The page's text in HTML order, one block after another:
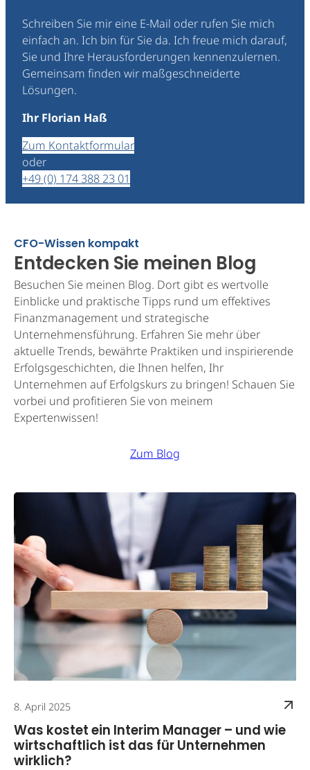
Schreiben Sie mir eine E-Mail oder rufen Sie mich
einfach an. Ich bin für Sie da. Ich freue mich darauf,
Sie und Ihre Herausforderungen kennenzulernen.
Gemeinsam finden wir maßgeschneiderte
Lösungen.
Ihr Florian Haß
Zum Kontaktformular
oder
+49 (0) 174 388 23 01
CFO-Wissen kompakt
Entdecken Sie meinen Blog
Besuchen Sie meinen Blog. Dort gibt es wertvolle
Einblicke und praktische Tipps rund um effektives
Finanzmanagement und strategische
Unternehmensführung. Erfahren Sie mehr über
aktuelle Trends, bewährte Praktiken und inspirierende
Erfolgsgeschichten, die Ihnen helfen, Ihr
Unternehmen auf Erfolgskurs zu bringen! Schauen Sie
vorbei und profitieren Sie von meinem
Expertenwissen!
Zum Blog
8. April 2025
Was kostet ein Interim Manager – und wie
wirtschaftlich ist das für Unternehmen
wirklich?